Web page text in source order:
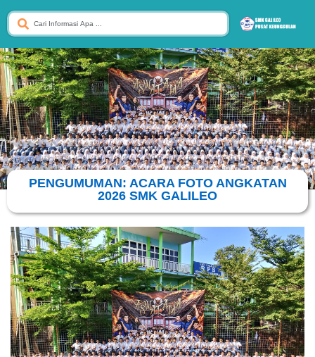
PENGUMUMAN: ACARA FOTO ANGKATAN
2026 SMK GALILEO